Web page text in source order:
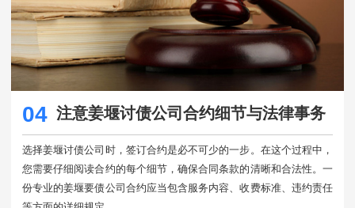
04 注意姜堰讨债公司合约细节与法律事务
选择姜堰讨债公司时，签订合约是必不可少的一步。在这个过程中，
您需要仔细阅读合约的每个细节，确保合同条款的清晰和合法性。一
份专业的姜堰要债公司合约应当包含服务内容、收费标准、违约责任